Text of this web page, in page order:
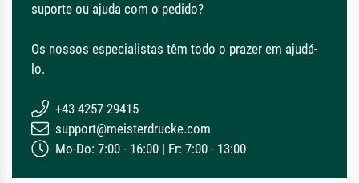
suporte ou ajuda com o pedido?
Os nossos especialistas têm todo o prazer em ajudá-
lo.
+43 4257 29415
support@meisterdrucke.com
Mo-Do: 7:00 - 16:00 | Fr: 7:00 - 13:00